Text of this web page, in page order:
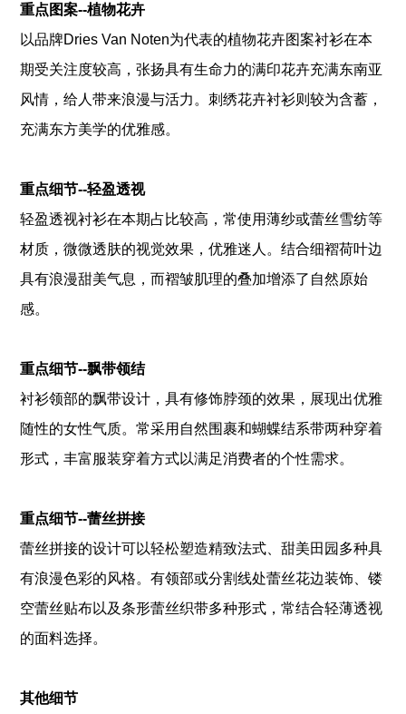
重点图案--植物花卉
以品牌Dries Van Noten为代表的植物花卉图案衬衫在本
期受关注度较高，张扬具有生命力的满印花卉充满东南亚
风情，给人带来浪漫与活力。刺绣花卉衬衫则较为含蓄，
充满东方美学的优雅感。
重点细节--轻盈透视
轻盈透视衬衫在本期占比较高，常使用薄纱或蕾丝雪纺等
材质，微微透肤的视觉效果，优雅迷人。结合细褶荷叶边
具有浪漫甜美气息，而褶皱肌理的叠加增添了自然原始
感。
重点细节--飘带领结
衬衫领部的飘带设计，具有修饰脖颈的效果，展现出优雅
随性的女性气质。常采用自然围裹和蝴蝶结系带两种穿着
形式，丰富服装穿着方式以满足消费者的个性需求。
重点细节--蕾丝拼接
蕾丝拼接的设计可以轻松塑造精致法式、甜美田园多种具
有浪漫色彩的风格。有领部或分割线处蕾丝花边装饰、镂
空蕾丝贴布以及条形蕾丝织带多种形式，常结合轻薄透视
的面料选择。
其他细节